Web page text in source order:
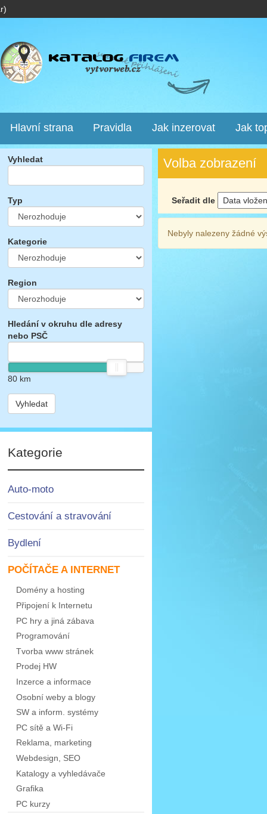
Hlavní strana Pravidla Jak inzerovat Jak
Vyhledat
Typ
Kategorie
Region
Hledání v okruhu dle adresy
nebo PSČ
80km
Vyhledat
Kategorie
Auto-moto
Cestování a stravování
Bydlení
POČÍTAČE A INTERNET
Domény a hosting
Připojení k Internetu
PC hry a jiná zábava
Programování
Tvorba www stránek
Prodej HW
Inzerce a informace
Osobní weby a blogy
SW a inform. systémy
PC sítě a Wi-Fi
Reklama, marketing
Webdesign, SEO
Katalogy a vyhledávače
Grafika
PC kurzy
Volba zobrazení
Seřadit dle
Nebyly nalezeny žádné